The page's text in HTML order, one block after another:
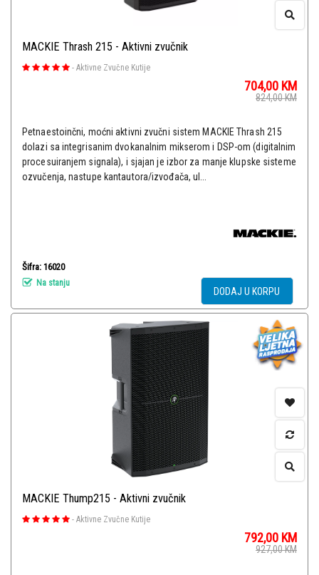
MACKIE Thrash 215 - Aktivni zvučnik
- Aktivne Zvučne Kutije
704,00 KM
824,00KM
Petnaestoinčni, moćni aktivni zvučni sistem MACKIE Thrash 215
dolazi sa integrisanim dvokanalnim mikserom i DSP-om (digitalnim
procesuiranjem signala), i sjajan je izbor za manje klupske sisteme
ozvučenja, nastupe kantautora/izvođača, ul...
Šifra: 16020
Na stanju
DODAJ U KORPU
MACKIE Thump215 - Aktivni zvučnik
- Aktivne Zvučne Kutije
792,00 KM
927,00KM